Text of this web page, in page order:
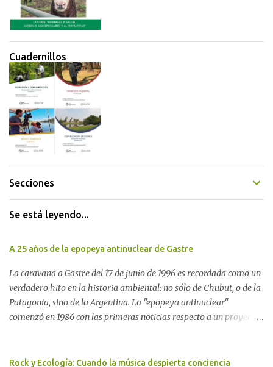
Cuadernillos
Secciones
Se está leyendo...
A 25 años de la epopeya antinuclear de Gastre
La caravana a Gastre del 17 de junio de 1996 es recordada como un
verdadero hito en la historia ambiental: no sólo de Chubut, o de la
Patagonia, sino de la Argentina. La "epopeya antinuclear"
comenzó en 1986 con las primeras noticias respecto a un proyecto
proyecto legislativo nacional al respecto. En este artículo, la
Rock y Ecología: Cuando la música despierta conciencia